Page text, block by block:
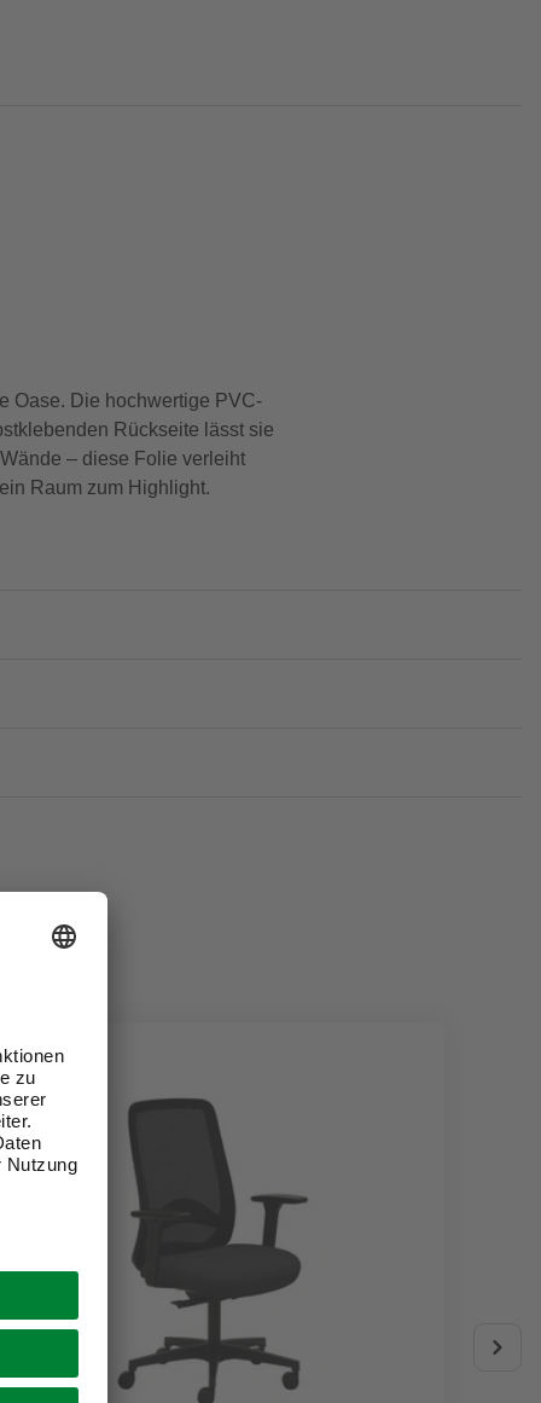
Oase. Die hochwertige PVC-
Rückseite lässt sie
– diese Folie verleiht
Raum zum Highlight.